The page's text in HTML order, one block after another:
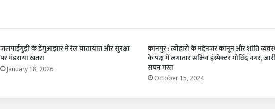
जलपाईगुड़ी के डेंगुआझार में रेल यातायात और सुरक्षा
पर मंडराया खतरा
January 18, 2026
कानपुर : त्योहारों के मद्देनजर कानून और शांति
के पक्ष में लगातार सक्रिय इंस्पेक्टर गोविंद नगर, जारी
सघन गस्त
October 15, 2024